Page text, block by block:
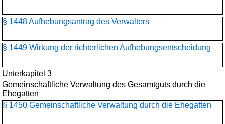
§ 1448 Aufhebungsantrag des Verwalters
§ 1449 Wirkung der richterlichen Aufhebungsentscheidung
Unterkapitel 3
Gemeinschaftliche Verwaltung des Gesamtguts durch die
Ehegatten
§ 1450 Gemeinschaftliche Verwaltung durch die Ehegatten